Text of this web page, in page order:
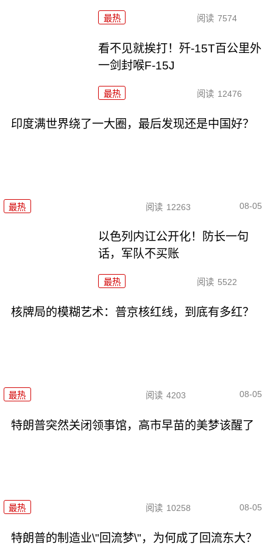
最热 阅读 7574
看不见就挨打！歼-15T百公里外
一剑封喉F-15J
最热 阅读 12476
印度满世界绕了一大圈，最后发现还是中国好？
最热 阅读 12263 08-05
以色列内讧公开化！防长一句
话，军队不买账
最热 阅读 5522
核牌局的模糊艺术：普京核红线，到底有多红？
最热 阅读 4203 08-05
特朗普突然关闭领事馆，高市早苗的美梦该醒了
最热 阅读 10258 08-05
特朗普的制造业\"回流梦\"，为何成了回流东大？